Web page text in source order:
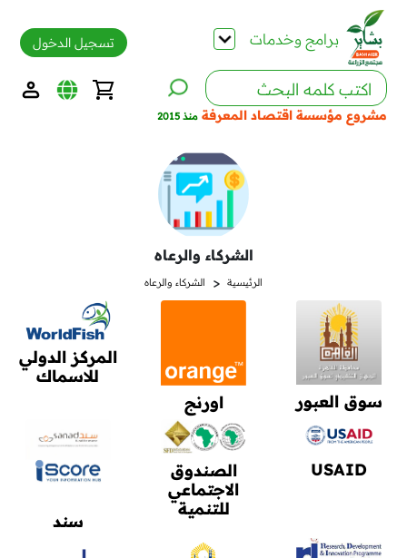
برامج وخدمات
مشروع مؤسسة اقتصاد المعرفة منذ 2015
تسجيل الدخول
الشركاء والرعاه
الرئيسية < الشركاء والرعاه
سوق العبور اورنج
المركز الدولي
للاسماك
USAID
الصندوق
الاجتماعي
للتنمية
سند